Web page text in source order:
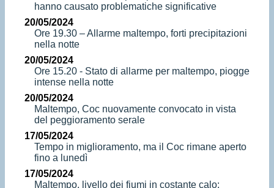
hanno causato problematiche significative
20/05/2024
Ore 19.30 – Allarme maltempo, forti precipitazioni
nella notte
20/05/2024
Ore 15.20 - Stato di allarme per maltempo, piogge
intense nella notte
20/05/2024
Maltempo, Coc nuovamente convocato in vista
del peggioramento serale
17/05/2024
Tempo in miglioramento, ma il Coc rimane aperto
fino a lunedì
17/05/2024
Maltempo, livello dei fiumi in costante calo: